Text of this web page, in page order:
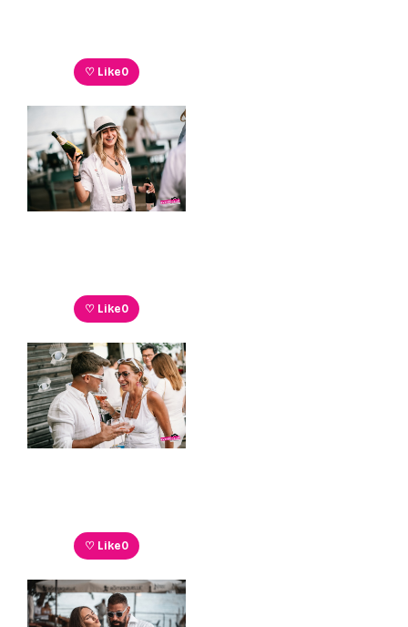
♡ Like0
♡ Like0
♡ Like0